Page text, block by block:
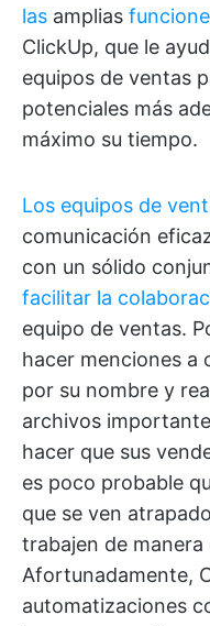
las amplias
ClickUp, que le
equipos de ventas
potenciales más
máximo su tiempo.
Los equipos de
comunicación
con un sólido
facilitar la
equipo de ventas.
hacer menciones a
por su nombre y
archivos
hacer que sus
es poco probable
que se ven
trabajen de manera
Afortunadamente,
automatizaciones